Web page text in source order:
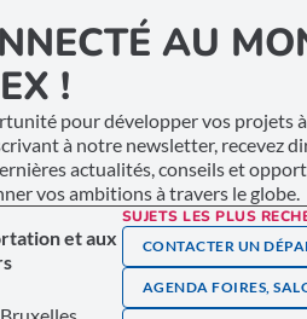
AU
!
pour développer vos projets à
à notre newsletter, recevez
actualités, conseils et
vos ambitions à travers le globe.
et aux
SUJETS LES PLUS
CONTACTER UN
AGENDA FOIRES,